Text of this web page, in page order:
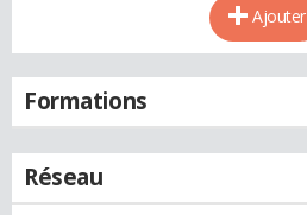
Ajouter
Formations
Réseau